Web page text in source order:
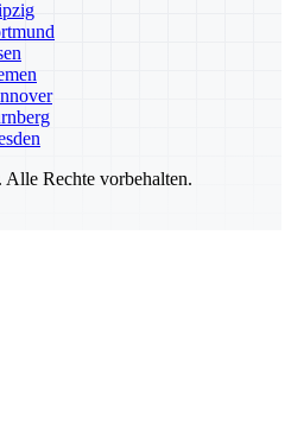
Rechte vorbehalten.